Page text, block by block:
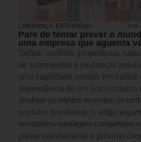
LIDERANÇA ESTRATÉGIA 6 DE
Pare de tentar prever o
uma empresa que aguenta
Tarifas, conflitos geopolíticos,
de suprimentos e mudanças
uma fragilidade comum em muitas
dependência de um único cenário
analisar os efeitos recentes do
produtos brasileiros, o artigo
verdadeira vantagem competitiva
prever corretamente o próximo